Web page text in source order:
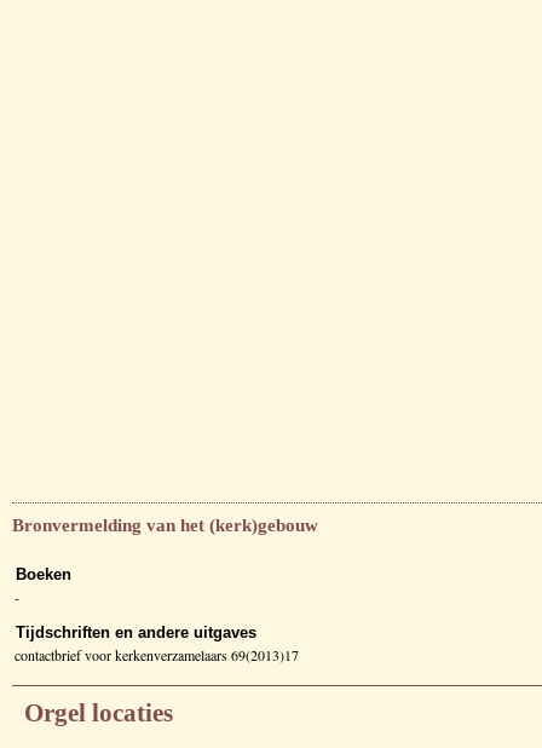
Bronvermelding van het (kerk)gebouw
Boeken
-
Tijdschriften en andere uitgaves
contactbrief voor kerkenverzamelaars 69(2013)17
Orgel locaties